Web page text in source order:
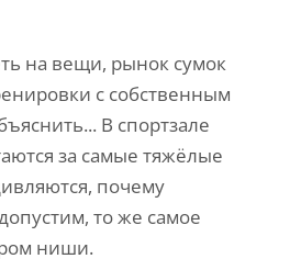
на вещи, рынок сумок
с собственным
В спортзале
за самые тяжёлые
почему
то же самое
ниши.